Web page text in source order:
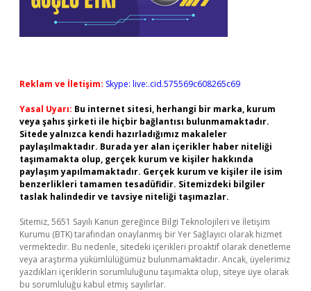
Reklam ve İletişim: Skype: live:.cid.575569c608265c69
Yasal Uyarı: Bu internet sitesi, herhangi bir marka, kurum
veya şahıs şirketi ile hiçbir bağlantısı bulunmamaktadır.
Sitede yalnızca kendi hazırladığımız makaleler
paylaşılmaktadır. Burada yer alan içerikler haber niteliği
taşımamakta olup, gerçek kurum ve kişiler hakkında
paylaşım yapılmamaktadır. Gerçek kurum ve kişiler ile isim
benzerlikleri tamamen tesadüfidir. Sitemizdeki bilgiler
taslak halindedir ve tavsiye niteliği taşımazlar.
Sitemiz, 5651 Sayılı Kanun gereğince Bilgi Teknolojileri ve İletişim
Kurumu (BTK) tarafından onaylanmış bir Yer Sağlayıcı olarak hizmet
vermektedir. Bu nedenle, sitedeki içerikleri proaktif olarak denetleme
veya araştırma yükümlülüğümüz bulunmamaktadır. Ancak, üyelerimiz
yazdıkları içeriklerin sorumluluğunu taşımakta olup, siteye üye olarak
bu sorumluluğu kabul etmiş sayılırlar.